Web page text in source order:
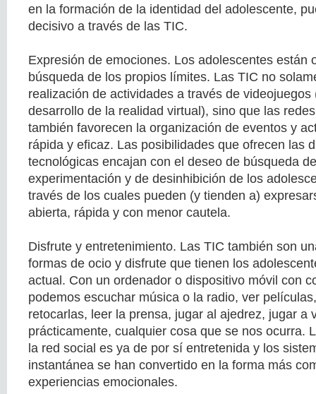
en la formación de la identidad del adolescente,
decisivo a través de las TIC.
Expresión de emociones. Los adolescentes están
búsqueda de los propios límites. Las TIC no
realización de actividades a través de videojuegos
desarrollo de la realidad virtual), sino que las
también favorecen la organización de eventos y
rápida y eficaz. Las posibilidades que ofrecen las
tecnológicas encajan con el deseo de búsqueda
experimentación y de desinhibición de los
través de los cuales pueden (y tienden a)
abierta, rápida y con menor cautela.
Disfrute y entretenimiento. Las TIC también son
formas de ocio y disfrute que tienen los
actual. Con un ordenador o dispositivo móvil con
podemos escuchar música o la radio, ver
retocarlas, leer la prensa, jugar al ajedrez, jugar a
prácticamente, cualquier cosa que se nos ocurra.
la red social es ya de por sí entretenida y los
instantánea se han convertido en la forma más
experiencias emocionales.